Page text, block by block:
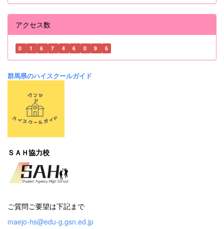
アクセス数
0 1 6 7 4 6 0 9 6
群馬県のハイスクールガイド
ＳＡＨ協力校
ご質問ご要望は下記まで
maejo-hs@edu-g.gsn.ed.jp